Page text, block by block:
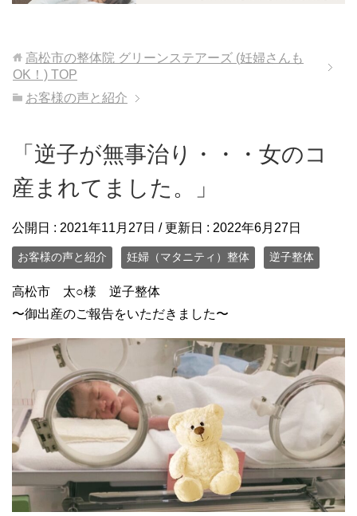
高松市の整体院 グリーンステアーズ (妊婦さんも
OK！) TOP
お客様の声と紹介
「逆子が無事治り・・・女のコ
産まれてました。」
公開日 : 2021年11月27日 / 更新日 : 2022年6月27日
お客様の声と紹介 妊婦（マタニティ）整体 逆子整体
高松市 太○様 逆子整体
〜御出産のご報告をいただきました〜